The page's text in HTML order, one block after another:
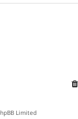
Limited